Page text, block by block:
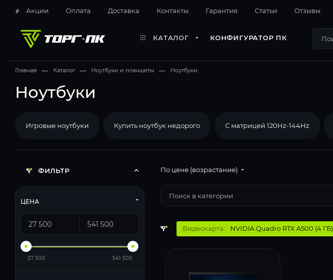
Акции Оплата Доставка Контакты Гарантия Cтатьи Отзывы
КАТАЛОГ КОНФИГУРАТОР ПК
Главная — Каталог — Ноутбуки и планшеты — Ноутбуки
Ноутбуки
Игровые ноутбуки Купить ноутбук недорого С матрицей 120Hz-144Hz
По цене (возрастание)
Видеокарта:: NVIDIA Quadro RTX A500 (4 ГБ)
ФИЛЬТР
ЦЕНА
27 500 541 500